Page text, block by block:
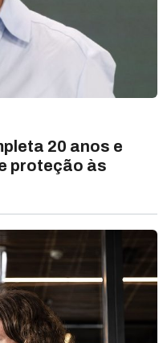
20 anos e
proteção às